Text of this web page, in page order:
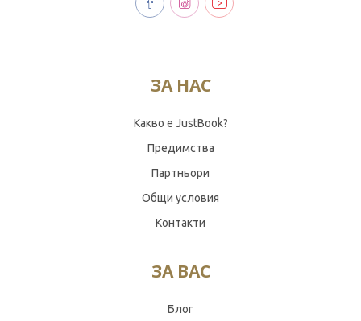
ЗА НАС
Какво е JustBook?
Предимства
Партньори
Общи условия
Контакти
ЗА ВАС
Блог